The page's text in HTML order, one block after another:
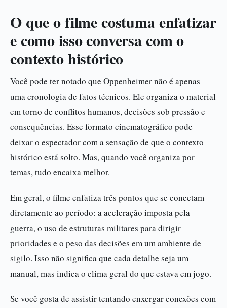
O que o filme costuma enfatizar
e como isso conversa com o
contexto histórico
Você pode ter notado que Oppenheimer não é apenas
uma cronologia de fatos técnicos. Ele organiza o material
em torno de conflitos humanos, decisões sob pressão e
consequências. Esse formato cinematográfico pode
deixar o espectador com a sensação de que o contexto
histórico está solto. Mas, quando você organiza por
temas, tudo encaixa melhor.
Em geral, o filme enfatiza três pontos que se conectam
diretamente ao período: a aceleração imposta pela
guerra, o uso de estruturas militares para dirigir
prioridades e o peso das decisões em um ambiente de
sigilo. Isso não significa que cada detalhe seja um
manual, mas indica o clima geral do que estava em jogo.
Se você gosta de assistir tentando enxergar conexões com